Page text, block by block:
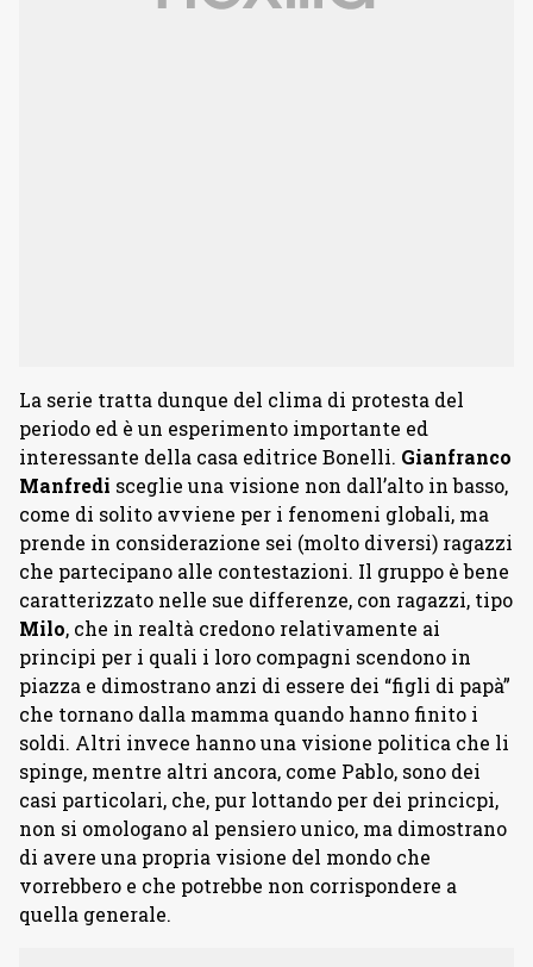
La serie tratta dunque del clima di protesta del
periodo ed è un esperimento importante ed
interessante della casa editrice Bonelli. Gianfranco
Manfredi sceglie una visione non dall’alto in basso,
come di solito avviene per i fenomeni globali, ma
prende in considerazione sei (molto diversi) ragazzi
che partecipano alle contestazioni. Il gruppo è bene
caratterizzato nelle sue differenze, con ragazzi, tipo
Milo, che in realtà credono relativamente ai
principi per i quali i loro compagni scendono in
piazza e dimostrano anzi di essere dei “figli di papà”
che tornano dalla mamma quando hanno finito i
soldi. Altri invece hanno una visione politica che li
spinge, mentre altri ancora, come Pablo, sono dei
casi particolari, che, pur lottando per dei princicpi,
non si omologano al pensiero unico, ma dimostrano
di avere una propria visione del mondo che
vorrebbero e che potrebbe non corrispondere a
quella generale.